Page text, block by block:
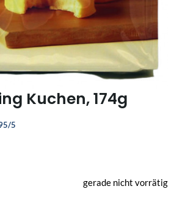
Kuchen, 174g
5
gerade nicht vorrätig